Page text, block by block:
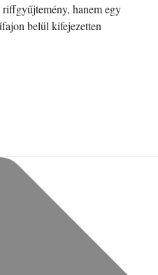
hanem egy
belül kifejezetten